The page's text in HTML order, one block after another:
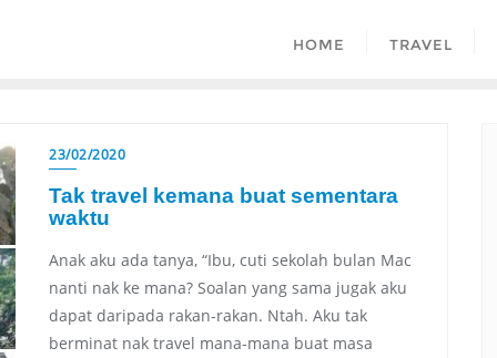
HOME TRAVEL
23/02/2020
Tak travel kemana buat sementara
waktu
Anak aku ada tanya, “Ibu, cuti sekolah bulan Mac
nanti nak ke mana? Soalan yang sama jugak aku
dapat daripada rakan-rakan. Ntah. Aku tak
berminat nak travel mana-mana buat masa